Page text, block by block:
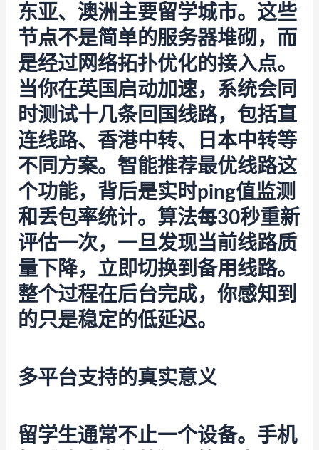
东亚、澳洲主要留学城市。这些
节点不是简单的服务器堆砌，而
是经过网络拓扑优化的接入点。
当你在英国启动加速，系统会同
时测试十几条回国线路，包括直
连线路、香港中转、日本中转等
不同方案。智能推荐最优线路这
个功能，背后是实时ping值监测
和丢包率统计。算法每30秒重新
评估一次，一旦发现当前线路质
量下降，立即切换到备用线路。
整个过程在后台完成，你感知到
的只是稳定的低延迟。
多平台支持的真实意义
留学生通常不止一个设备。手机